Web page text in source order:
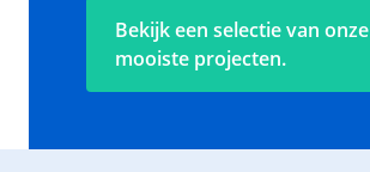
Bekijk een selectie van onze
mooiste projecten.